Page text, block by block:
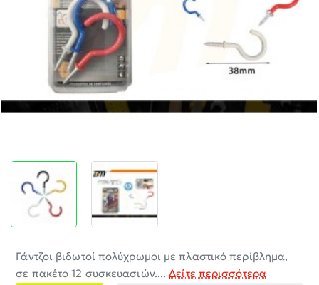
Γάντζοι βιδωτοί πολύχρωμοι με πλαστικό περίβλημα,
σε πακέτο 12 συσκευασιών....Δείτε περισσότερα